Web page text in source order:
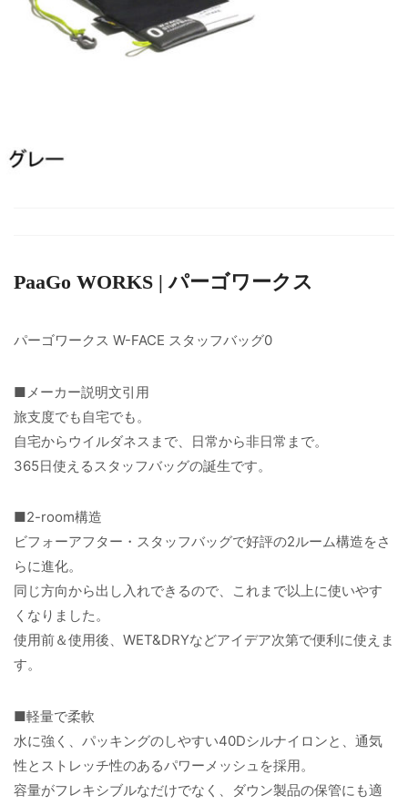
PaaGo WORKS | パーゴワークス
パーゴワークス W-FACE スタッフバッグ0
■メーカー説明文引用
旅支度でも自宅でも。
自宅からウイルダネスまで、日常から非日常まで。
365日使えるスタッフバッグの誕生です。
■2-room構造
ビフォーアフター・スタッフバッグで好評の2ルーム構造をさ
らに進化。
同じ方向から出し入れできるので、これまで以上に使いやす
くなりました。
使用前＆使用後、WET&DRYなどアイデア次第で便利に使えま
す。
■軽量で柔軟
水に強く、パッキングのしやすい40Dシルナイロンと、通気
性とストレッチ性のあるパワーメッシュを採用。
容量がフレキシブルなだけでなく、ダウン製品の保管にも適